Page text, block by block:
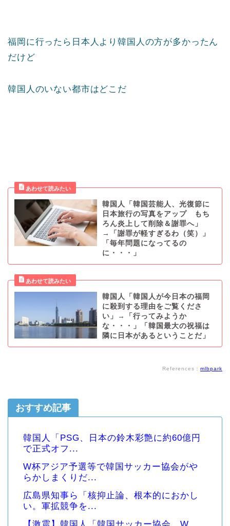
福岡に行ったら日本人より韓国人の方が多かったん
だけど
韓国人のいない都市はどこだ
韓国人「韓国芸能人、光復節に
日本旅行の写真をアップ もち
ろん炎上して削除＆謝罪へ」
→「謝罪が軽すぎるわ（笑）」
「毎年問題になってるの
に・・・」
韓国人「韓国人が今日本の福岡
に殺到する理由をご覧くださ
い」→「行ってみようか
な・・・」「韓国最大の祝福は
隣に日本があるということだ」
References： mlbpark
おすすめ記事
韓国人「PSG、日本の鈴木彩艶に約60億円
で正式オフ...
W杯アジア予選等で韓国サッカー協会がや
らかしまくりだ...
広島県知事ら「核抑止論、根本的におかし
い。軍拡競争を...